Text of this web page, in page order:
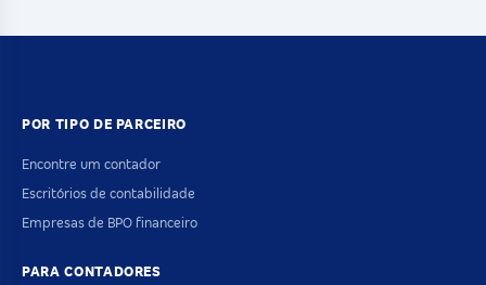
POR TIPO DE PARCEIRO
Encontre um contador
Escritórios de contabilidade
Empresas de BPO financeiro
PARA CONTADORES